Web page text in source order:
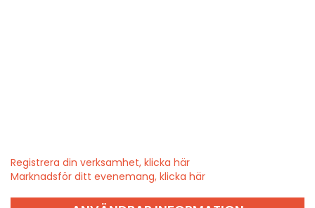
Registrera din verksamhet, klicka här
Marknadsför ditt evenemang, klicka här